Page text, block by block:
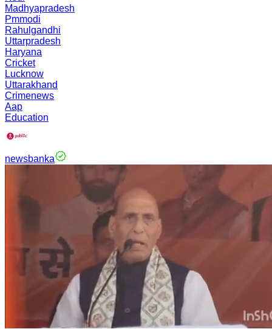
Madhyapradesh
Pmmodi
Rahulgandhi
Uttarpradesh
Haryana
Cricket
Lucknow
Uttarakhand
Crimenews
Aap
Education
newsbanka